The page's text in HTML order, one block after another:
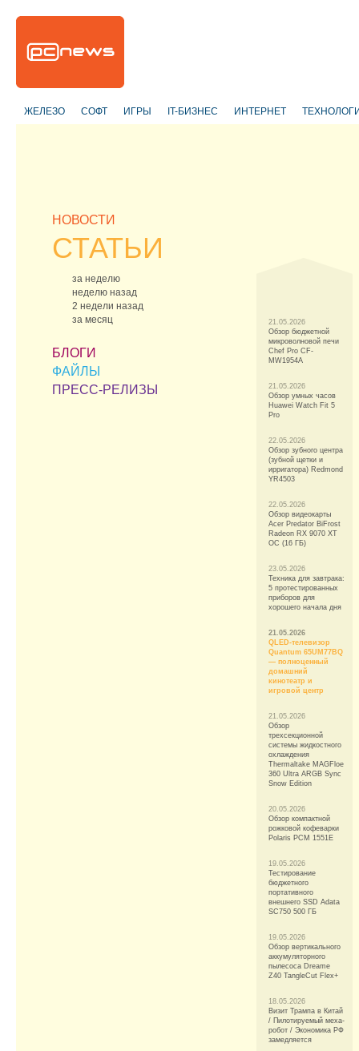
ЖЕЛЕЗО СОФТ ИГРЫ IT-БИЗНЕС ИНТЕРНЕТ
НОВОСТИ
СТАТЬИ
за неделю
неделю назад
2 недели назад
за месяц
БЛОГИ
ФАЙЛЫ
ПРЕСС-РЕЛИЗЫ
21.05.2026
Обзор бюджетной
микроволновой печи
Chef Pro CF-
MW1954A
21.05.2026
Обзор умных часов
Huawei Watch Fit 5
Pro
22.05.2026
Обзор зубного центра
(зубной щетки и
ирригатора) Redmond
YR4503
22.05.2026
Обзор видеокарты
Acer Predator BiFrost
Radeon RX 9070 XT
OC (16 ГБ)
23.05.2026
Техника для завтрака:
5 протестированных
приборов для
хорошего начала дня
21.05.2026
QLED-телевизор
Quantum 65UM77BQ
— полноценный
домашний
кинотеатр и
игровой центр
21.05.2026
Обзор
трехсекционной
системы жидкостного
охлаждения
Thermaltake MAGFloe
360 Ultra ARGB Sync
Snow Edition
20.05.2026
Обзор компактной
рожковой кофеварки
Polaris PCM 1551E
19.05.2026
Тестирование
бюджетного
портативного
внешнего SSD Adata
SC750 500 ГБ
19.05.2026
Обзор вертикального
аккумуляторного
пылесоса Dreame
Z40 TangleCut Flex+
18.05.2026
Визит Трампа в Китай
/ Пилотируемый меха-
робот / Экономика РФ
замедляется